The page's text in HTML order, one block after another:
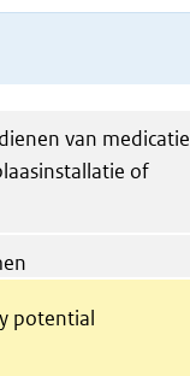
van medicatie
of
potential